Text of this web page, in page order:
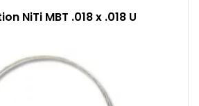
NiTi MBT .018 x .018 U